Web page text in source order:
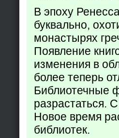
В эпоху
буквально,
монастырях
Появление
изменения в
более теперь
Библиотечные
разрастаться.
Новое время
библиотек.